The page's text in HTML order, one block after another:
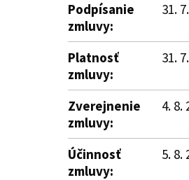
Podpísanie
zmluvy:
31.
Platnosť
zmluvy:
31.
Zverejnenie
zmluvy:
4. 8.
Účinnosť
zmluvy:
5. 8.